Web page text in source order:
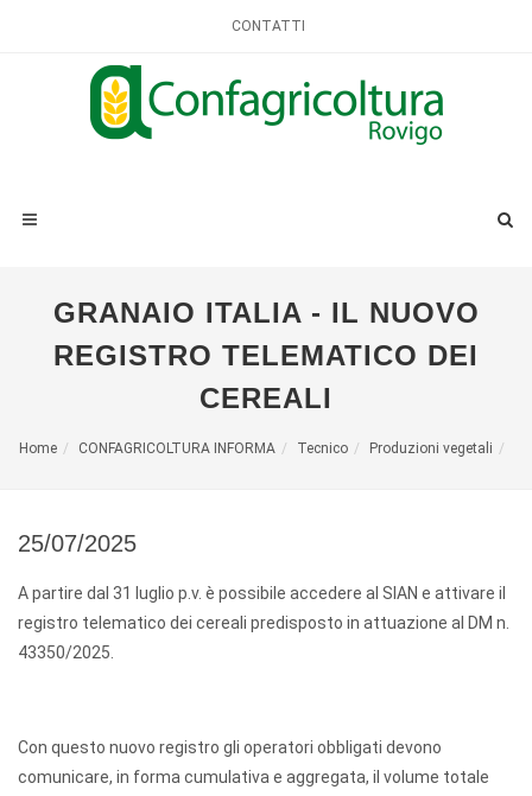
CONTATTI
GRANAIO ITALIA - IL NUOVO
REGISTRO TELEMATICO DEI
CEREALI
Home CONFAGRICOLTURA INFORMA Tecnico Produzioni vegetali
25/07/2025
A partire dal 31 luglio p.v. è possibile accedere al SIAN e attivare il
registro telematico dei cereali predisposto in attuazione al DM n.
43350/2025.
Con questo nuovo registro gli operatori obbligati devono
comunicare, in forma cumulativa e aggregata, il volume totale